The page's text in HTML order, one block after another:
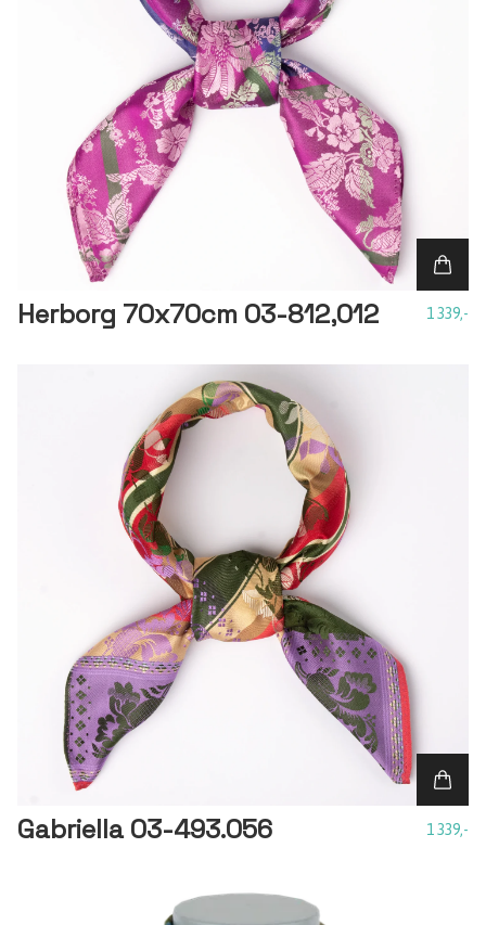
Herborg 70x70cm 03-812,012 1 339,-
Gabriella 03-493.056 1 339,-